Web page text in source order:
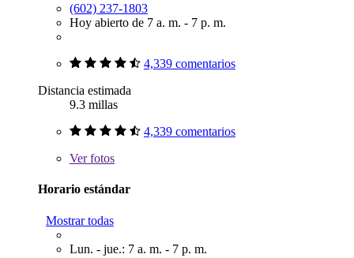
(602) 237-1803
Hoy abierto de 7 a. m. - 7 p. m.
4,339 comentarios
Distancia estimada
9.3 millas
4,339 comentarios
Verfotos
Horario estándar
Mostrar todas
Lun. - jue.: 7 a. m. - 7 p. m.